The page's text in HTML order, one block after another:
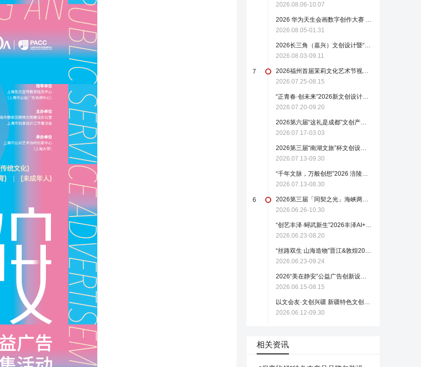
2026.08.06-10.07
2026 华为天生会画数字创作大赛 开启征稿！
2026.08.05-01.31
2026长三角（嘉兴）文创设计暨“红船起航地 嘉兴醉江南”文化创意大赛
2026.08.03-09.11
7
2026福州首届茉莉文化艺术节视觉文创设计大赛【截稿至8月15日】
2026.07.25-08.15
“正青春·创未来”2026新文创设计大赛
2026.07.20-09.20
2026第六届“这礼是成都”文创产品设计大赛
2026.07.17-03.03
2026第三届“南湖文旅”杯文创设计大赛（截至2026.9.30）
2026.07.13-09.30
“千年文脉，万般创想”2026 涪陵文旅文创大赛
2026.07.13-08.30
6
2026第三届「同契之光」海峡两岸动漫时尚设计大赛
2026.06.26-10.30
“创艺丰泽·蟳武新生”2026丰泽AI+文创设计大赛【截稿至 8月20日】
2026.06.23-08.20
“丝路双生 山海造物”晋江&敦煌2026国际文创设计大赛正式启动
2026.06.23-09.24
2026“美在静安”公益广告创新设计征集活动（截至2026.8.15）
2026.06.15-08.15
以文会友·文创兴疆 新疆特色文创产品设计大赛正式启幕
2026.06.12-09.30
相关资讯